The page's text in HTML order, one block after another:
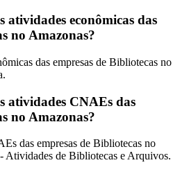
atividades econômicas das
no Amazonas?
das empresas de Bibliotecas no
atividades CNAEs das
no Amazonas?
das empresas de Bibliotecas no
Atividades de Bibliotecas e Arquivos.